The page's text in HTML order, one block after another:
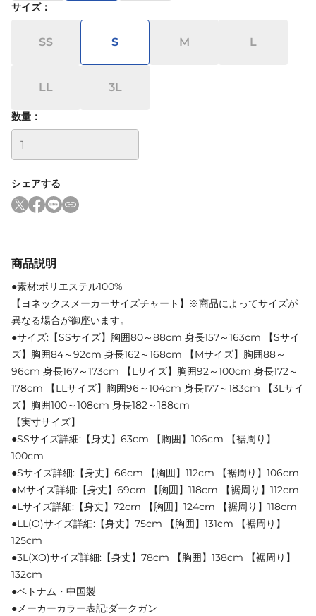
サイズ：
SS S M L
LL 3L
数量：
シェアする
商品説明
●素材:ポリエステル100%
【ヨネックスメーカーサイズチャート】※商品によってサイズが
異なる場合が御座います。
●サイズ:【SSサイズ】胸囲80～88cm 身長157～163cm 【Sサイ
ズ】胸囲84～92cm 身長162～168cm 【Mサイズ】胸囲88～
96cm 身長167～173cm 【Lサイズ】胸囲92～100cm 身長172～
178cm 【LLサイズ】胸囲96～104cm 身長177～183cm 【3Lサイ
ズ】胸囲100～108cm 身長182～188cm
【実寸サイズ】
●SSサイズ詳細:【身丈】63cm 【胸囲】106cm 【裾周り】
100cm
●Sサイズ詳細:【身丈】66cm 【胸囲】112cm 【裾周り】106cm
●Mサイズ詳細:【身丈】69cm 【胸囲】118cm 【裾周り】112cm
●Lサイズ詳細:【身丈】72cm 【胸囲】124cm 【裾周り】118cm
●LL(O)サイズ詳細:【身丈】75cm 【胸囲】131cm 【裾周り】
125cm
●3L(XO)サイズ詳細:【身丈】78cm 【胸囲】138cm 【裾周り】
132cm
●ベトナム・中国製
●メーカーカラー表記:ダークガン